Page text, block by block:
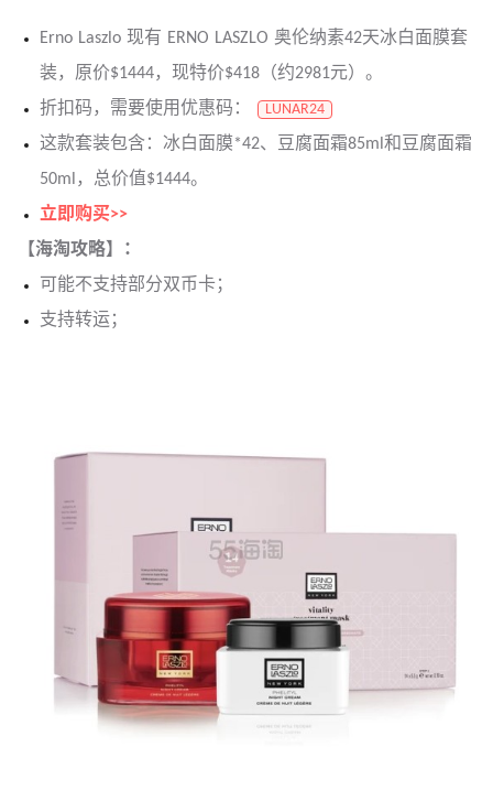
Erno Laszlo 现有 ERNO LASZLO 奥伦纳素42‮冰天‬白面膜套
装，原价$1444，现特价$418（约2981元）。
折扣码，需要使用优惠码：
LUNAR24
这款套装‬包含：冰白面膜*42、‮腐豆‬面霜85ml和豆腐面霜
50ml，总价值$1444。
立即购买>>
【海淘攻略】：
可能不支持部分双币卡；
支持转运；